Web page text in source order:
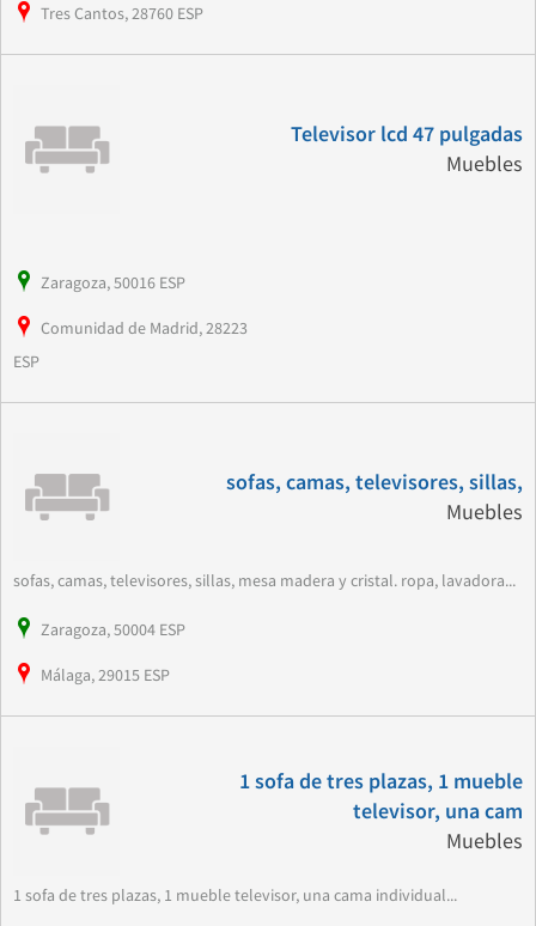
Tres Cantos, 28760 ESP
Televisor lcd 47 pulgadas
Muebles
Zaragoza, 50016 ESP
Comunidad de Madrid, 28223
ESP
sofas, camas, televisores, sillas,
Muebles
sofas, camas, televisores, sillas, mesa madera y cristal. ropa, lavadora...
Zaragoza, 50004 ESP
Málaga, 29015 ESP
1 sofa de tres plazas, 1 mueble
televisor, una cam
Muebles
1 sofa de tres plazas, 1 mueble televisor, una cama individual...